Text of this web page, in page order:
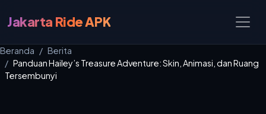
Jakarta Ride APK
Beranda
Berita
Panduan Hailey’s Treasure Adventure: Skin, Animasi, dan Ruang
Tersembunyi